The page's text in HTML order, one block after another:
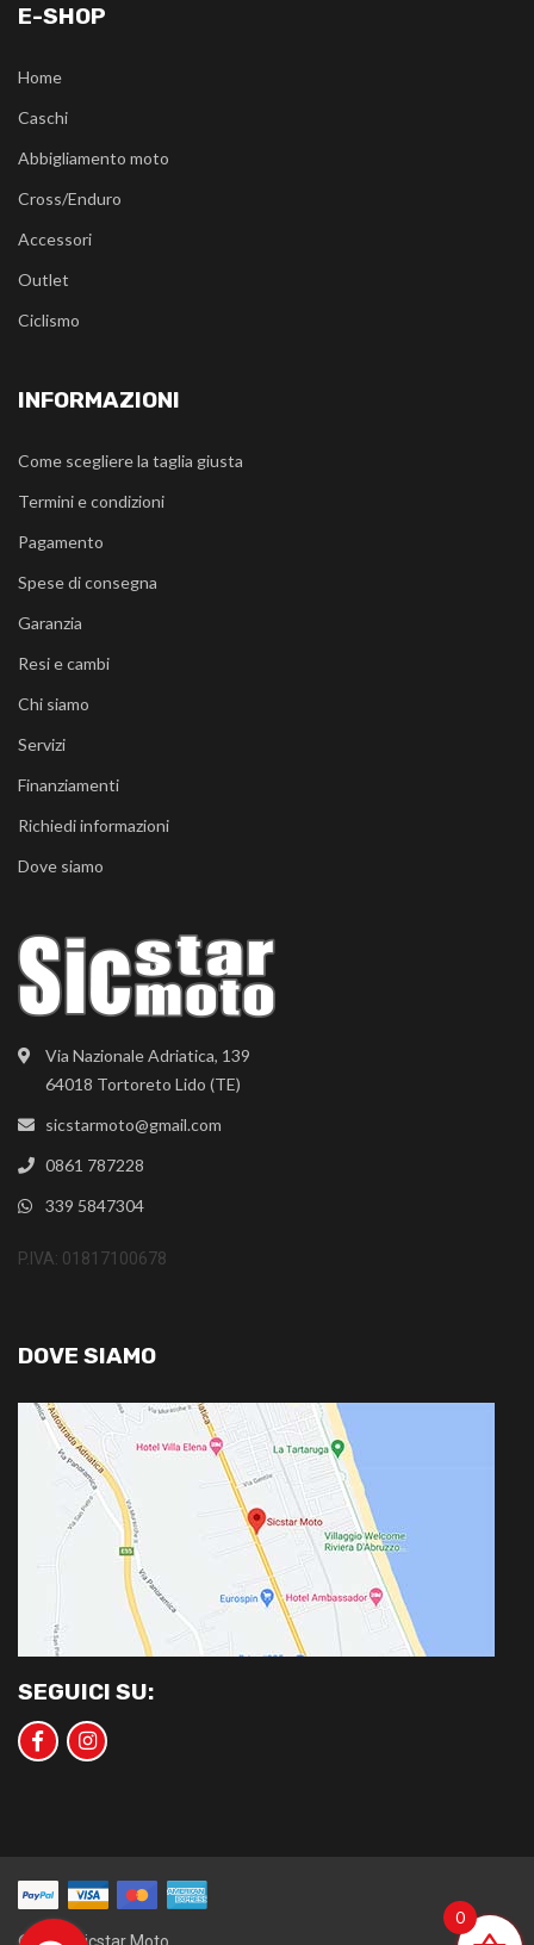
Via Nazionale Adriatica, 139
64018 Tortoreto Lido (TE)
sicstarmoto@gmail.com
0861 787228
339 5847304
P.IVA: 01817100678
E-SHOP
Home
Caschi
Abbigliamento moto
Cross/Enduro
Accessori
Outlet
Ciclismo
INFORMAZIONI
Come scegliere la taglia giusta
Termini e condizioni
Pagamento
Spese di consegna
Garanzia
Resi e cambi
Chi siamo
Servizi
Finanziamenti
Richiedi informazioni
Dove siamo
DOVE SIAMO
SEGUICI SU:
©2020 Sicstar Moto.
0